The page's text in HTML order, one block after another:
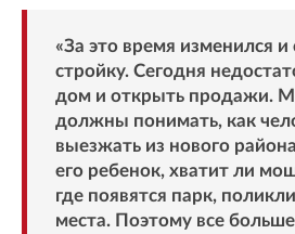
«За это время изменился и
стройку. Сегодня
дом и открыть продажи.
должны понимать, как
выезжать из нового
его ребенок, хватит ли
где появятся парк,
места. Поэтому все